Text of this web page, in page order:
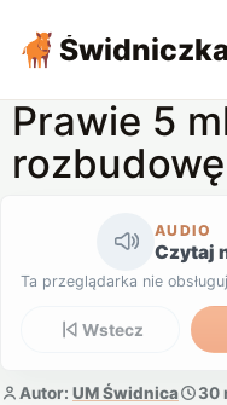
Prawie 5
AUDIO
Czytaj
Ta przeglądarka nie
Wstecz
Autor: UM Świdnica 30